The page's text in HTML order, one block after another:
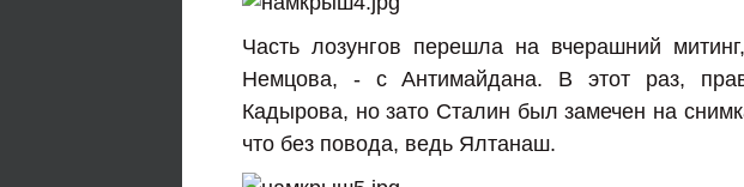
Часть лозунгов перешла на вчерашний
Немцова, - с Антимайдана. В этот раз,
Кадырова, но зато Сталин был замечен на
что без повода, ведь Ялтанаш.